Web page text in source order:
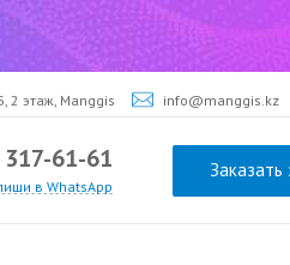
2 этаж, Manggis info@manggis.kz
61-61
в WhatsApp
Заказать